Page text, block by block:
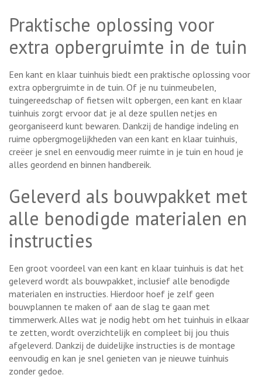
Praktische oplossing voor
extra opbergruimte in de tuin
Een kant en klaar tuinhuis biedt een praktische oplossing voor
extra opbergruimte in de tuin. Of je nu tuinmeubelen,
tuingereedschap of fietsen wilt opbergen, een kant en klaar
tuinhuis zorgt ervoor dat je al deze spullen netjes en
georganiseerd kunt bewaren. Dankzij de handige indeling en
ruime opbergmogelijkheden van een kant en klaar tuinhuis,
creëer je snel en eenvoudig meer ruimte in je tuin en houd je
alles geordend en binnen handbereik.
Geleverd als bouwpakket met
alle benodigde materialen en
instructies
Een groot voordeel van een kant en klaar tuinhuis is dat het
geleverd wordt als bouwpakket, inclusief alle benodigde
materialen en instructies. Hierdoor hoef je zelf geen
bouwplannen te maken of aan de slag te gaan met
timmerwerk. Alles wat je nodig hebt om het tuinhuis in elkaar
te zetten, wordt overzichtelijk en compleet bij jou thuis
afgeleverd. Dankzij de duidelijke instructies is de montage
eenvoudig en kan je snel genieten van je nieuwe tuinhuis
zonder gedoe.